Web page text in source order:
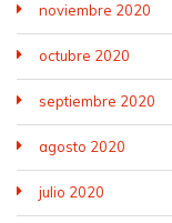
noviembre 2020
octubre 2020
septiembre 2020
agosto 2020
julio 2020